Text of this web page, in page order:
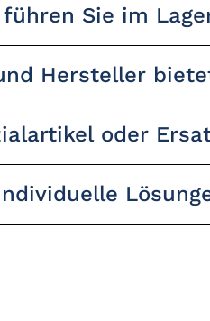
Sie im
Hersteller
oder